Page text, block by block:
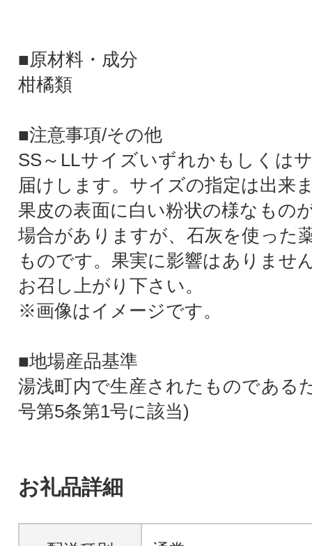
■原材料・成分
柑橘類
■注意事項/その他
SS～LLサイズいずれかもしくは
届けします。サイズの指定は出来
果皮の表面に白い粉状の様なもの
場合がありますが、石灰を使った
ものです。果実に影響はありませ
お召し上がり下さい。
※画像はイメージです。
■地場産品基準
湯浅町内で生産されたものである
号第5条第1号に該当)
お礼品詳細